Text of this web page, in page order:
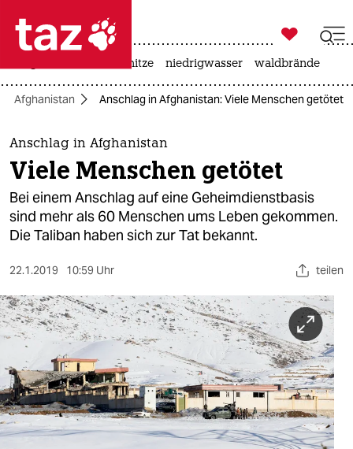
 taz zahl ich
taz zahl ich
themen
politik
öko
sport
berlin
nord
wahrheit

taz zahl ich
hitze niedrigwasser waldbrände
Afghanistan Anschlag in Afghanistan: Viele Menschen getötet
Anschlag in Afghanistan
Viele Menschen getötet
Bei einem Anschlag auf eine Geheimdienstbasis
sind mehr als 60 Menschen ums Leben gekommen.
Die Taliban haben sich zur Tat bekannt.
22.1.2019 10:59 Uhr teilen